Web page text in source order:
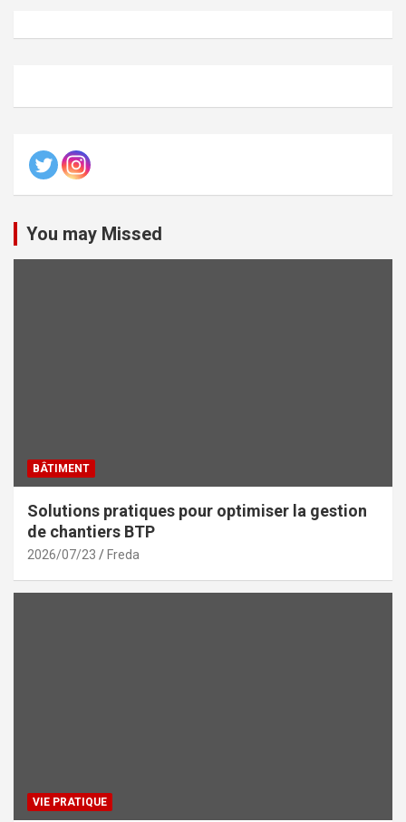
You may Missed
BÂTIMENT
Solutions pratiques pour optimiser la gestion
de chantiers BTP
2026/07/23 Freda
VIE PRATIQUE